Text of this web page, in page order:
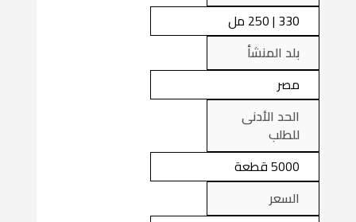
330 | 250 مل
بلد المنشأ
مصر
الحد الأدنى
للطلب
5000 قطعة
السعر